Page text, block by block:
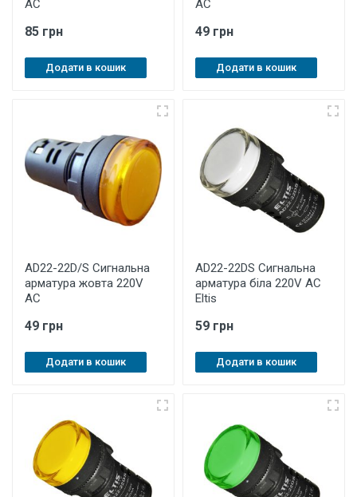
AC
85 грн
Додати в кошик
AC
49 грн
Додати в кошик
AD22-22D/S Cигнальна
арматура жовта 220V
AC
49 грн
Додати в кошик
AD22-22DS Cигнальна
арматура біла 220V AC
Eltis
59 грн
Додати в кошик